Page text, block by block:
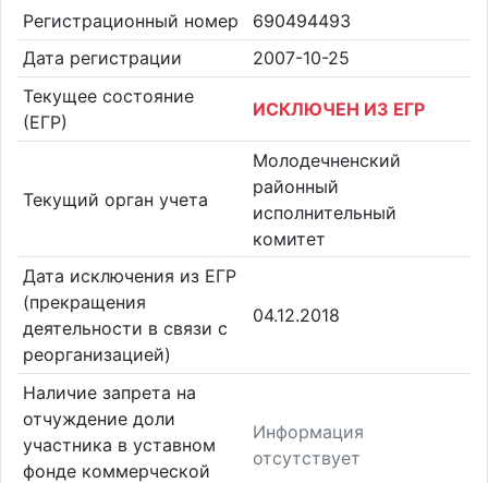
Регистрационный номер
690494493
Дата регистрации
2007-10-25
Текущее состояние
(ЕГР)
ИСКЛЮЧЕН ИЗ ЕГР
Текущий орган учета
Молодечненский
районный
исполнительный
комитет
Дата исключения из ЕГР
(прекращения
деятельности в связи с
реорганизацией)
04.12.2018
Наличие запрета на
отчуждение доли
участника в уставном
фонде коммерческой
Информация
отсутствует